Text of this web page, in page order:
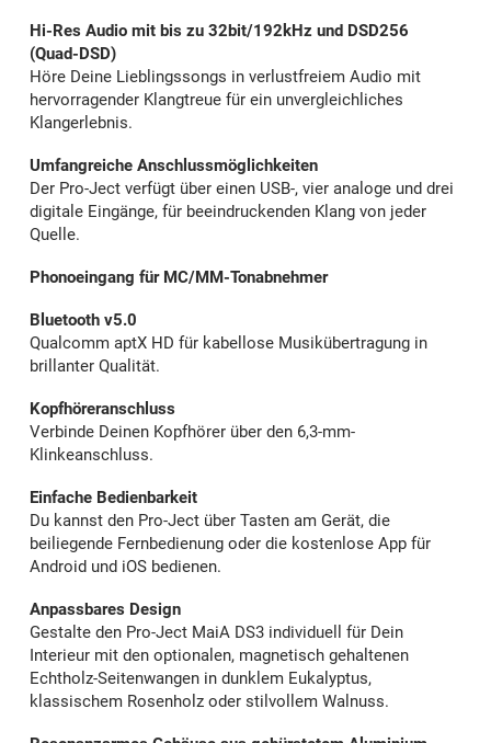
Hi-Res Audio mit bis zu 32bit/192kHz und DSD256
(Quad-DSD)
Höre Deine Lieblingssongs in verlustfreiem Audio mit
hervorragender Klangtreue für ein unvergleichliches
Klangerlebnis.
Umfangreiche Anschlussmöglichkeiten
Der Pro-Ject verfügt über einen USB-, vier analoge und drei
digitale Eingänge, für beeindruckenden Klang von jeder
Quelle.
Phonoeingang für MC/MM-Tonabnehmer
Bluetooth v5.0
Qualcomm aptX HD für kabellose Musikübertragung in
brillanter Qualität.
Kopfhöreranschluss
Verbinde Deinen Kopfhörer über den 6,3-mm-
Klinkeanschluss.
Einfache Bedienbarkeit
Du kannst den Pro-Ject über Tasten am Gerät, die
beiliegende Fernbedienung oder die kostenlose App für
Android und iOS bedienen.
Anpassbares Design
Gestalte den Pro-Ject MaiA DS3 individuell für Dein
Interieur mit den optionalen, magnetisch gehaltenen
Echtholz-Seitenwangen in dunklem Eukalyptus,
klassischem Rosenholz oder stilvollem Walnuss.